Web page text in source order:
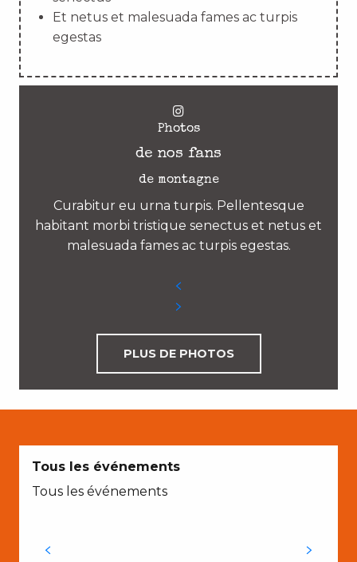
Et netus et malesuada fames ac turpis
egestas
Photos
de nos fans
de montagne
Curabitur eu urna turpis. Pellentesque
habitant morbi tristique senectus et netus et
malesuada fames ac turpis egestas.
PLUS DE PHOTOS
Tous les événements
Tous les événements